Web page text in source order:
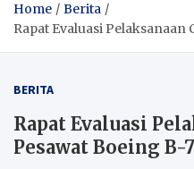
Home
Berita
Rapat Evaluasi Pelaksanaan
BERITA
Rapat Evaluasi
Pesawat Boeing B-